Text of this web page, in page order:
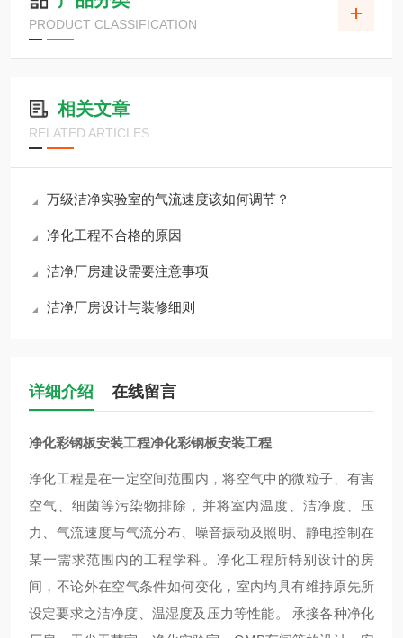
PRODUCT CLASSIFICATION
相关文章
RELATED ARTICLES
万级洁净实验室的气流速度该如何调节？
净化工程不合格的原因
洁净厂房建设需要注意事项
洁净厂房设计与装修细则
详细介绍 在线留言
净化彩钢板安装工程净化彩钢板安装工程
净化工程是在一定空间范围内，将空气中的微粒子、有害
空气、细菌等污染物排除，并将室内温度、洁净度、压
力、气流速度与气流分布、噪音振动及照明、静电控制在
某一需求范围内的工程学科。净化工程所特别设计的房
间，不论外在空气条件如何变化，室内均具有维持原先所
设定要求之洁净度、温湿度及压力等性能。
承接各种净化